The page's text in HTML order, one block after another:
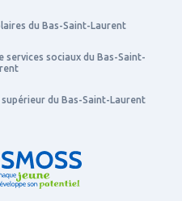
du Bas-Saint-Laurent
services sociaux du Bas-Saint-
du Bas-Saint-Laurent